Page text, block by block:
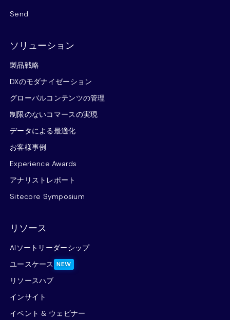
Send
ソリューション
製品戦略
DXのモダナイゼーション
グローバルコンテンツの管理
制限のないコマースの実現
データによる最適化
お客様事例
Experience Awards
アナリストレポート
Sitecore Symposium
リソース
AIソートリーダーシップ
ユースケース NEW
リソースハブ
インサイト
イベント & ウェビナー